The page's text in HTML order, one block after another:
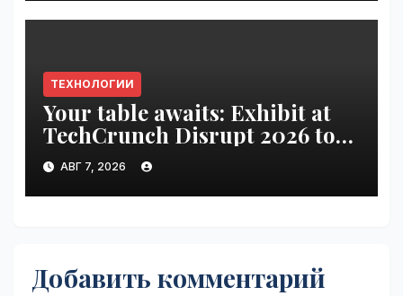
ТЕХНОЛОГИИ
Your table awaits: Exhibit at
TechCrunch Disrupt 2026 to
be seen by thousands |
VseTime.ru
АВГ 7, 2026
Добавить комментарий